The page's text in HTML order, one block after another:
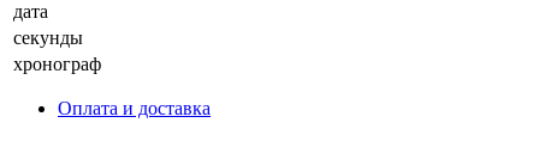
дата
секунды
хронограф
Оплата и доставка